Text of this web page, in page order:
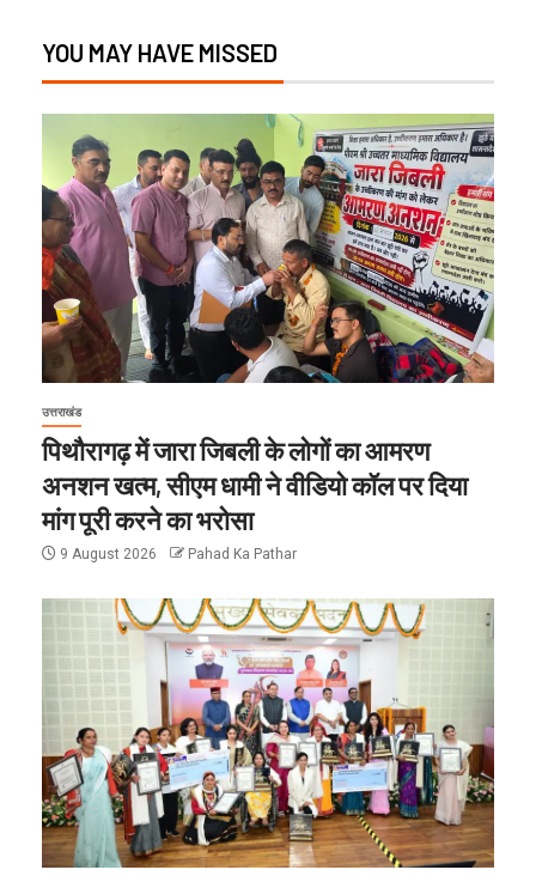
YOU MAY HAVE MISSED
उत्तराखंड
पिथौरागढ़ में जारा जिबली के लोगों का आमरण
अनशन खत्म, सीएम धामी ने वीडियो कॉल पर दिया
मांग पूरी करने का भरोसा
9 August 2026 Pahad Ka Pathar